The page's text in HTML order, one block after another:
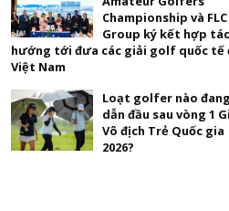
Championship và FLC
Group ký kết hợp
hướng tới đưa các giải golf quốc tế
Việt Nam
Loạt golfer nào đang
dẫn đầu sau vòng 1
Vô địch Trẻ Quốc gia
2026?